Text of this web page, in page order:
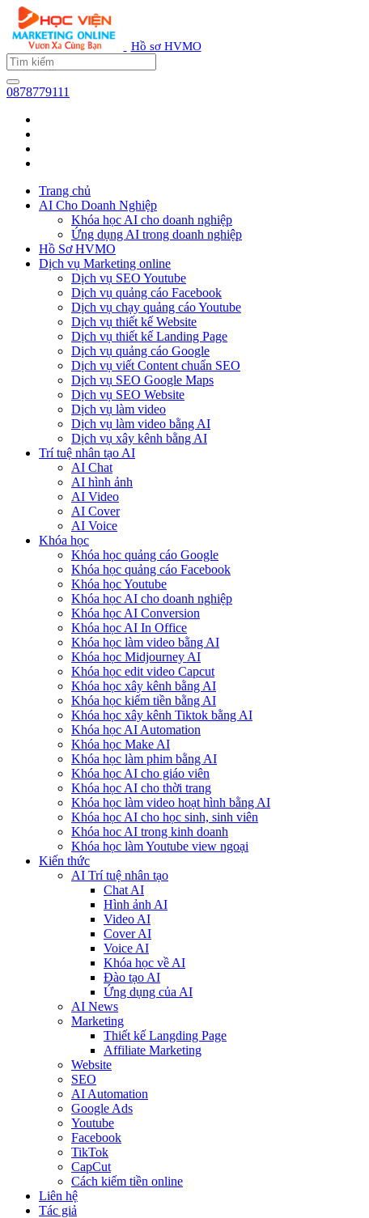
Hồ sơ HVMO
0878779111
Trang chủ
AI Cho Doanh Nghiệp
Khóa học AI cho doanh nghiệp
Ứng dụng AI trong doanh nghiệp
Hồ Sơ HVMO
Dịch vụ Marketing online
Dịch vụ SEO Youtube
Dịch vụ quảng cáo Facebook
Dịch vụ chạy quảng cáo Youtube
Dịch vụ thiết kế Website
Dịch vụ thiết kế Landing Page
Dịch vụ quảng cáo Google
Dịch vụ viết Content chuẩn SEO
Dịch vụ SEO Google Maps
Dịch vụ SEO Website
Dịch vụ làm video
Dịch vụ làm video bằng AI
Dịch vụ xây kênh bằng AI
Trí tuệ nhân tạo AI
AI Chat
AI hình ảnh
AI Video
AI Cover
AI Voice
Khóa học
Khóa học quảng cáo Google
Khóa học quảng cáo Facebook
Khóa học Youtube
Khóa học AI cho doanh nghiệp
Khóa học AI Conversion
Khóa học AI In Office
Khóa học làm video bằng AI
Khóa học Midjourney AI
Khóa học edit video Capcut
Khóa học xây kênh bằng AI
Khóa học kiếm tiền bằng AI
Khóa học xây kênh Tiktok bằng AI
Khóa học AI Automation
Khóa học Make AI
Khóa học làm phim bằng AI
Khóa học AI cho giáo viên
Khóa học AI cho thời trang
Khóa học làm video hoạt hình bằng AI
Khóa học AI cho học sinh, sinh viên
Khóa hoc AI trong kinh doanh
Khóa học làm Youtube view ngoại
Kiến thức
AI Trí tuệ nhân tạo
Chat AI
Hình ảnh AI
Video AI
Cover AI
Voice AI
Khóa học về AI
Đào tạo AI
Ứng dụng của AI
AI News
Marketing
Thiết kế Langding Page
Affiliate Marketing
Website
SEO
AI Automation
Google Ads
Youtube
Facebook
TikTok
CapCut
Cách kiếm tiền online
Liên hệ
Tác giả